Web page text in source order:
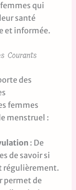
qui
santé
et informée.
Courants
des
femmes
menstruel :
: De
de savoir si
régulièrement.
permet de